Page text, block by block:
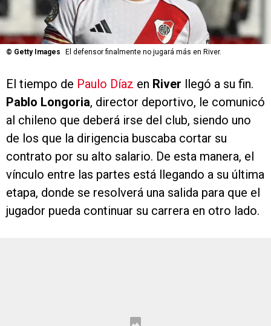
© Getty Images El defensor finalmente no jugará más en River.
El tiempo de Paulo Díaz en River
llegó a su fin.
Pablo Longoria, director deportivo, le comunicó
al chileno que deberá irse del club, siendo uno
de los que la dirigencia buscaba cortar su
contrato por su alto salario. De esta manera, el
vínculo entre las partes está llegando a su última
etapa, donde se resolverá una salida para que el
jugador pueda continuar su carrera en otro lado.